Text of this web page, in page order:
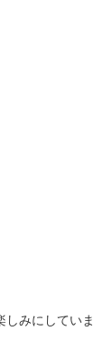
しみにしていま